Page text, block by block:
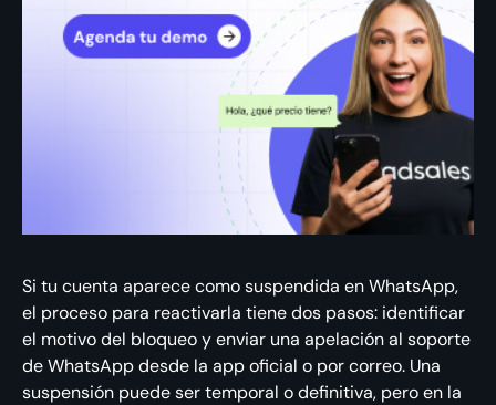
Si tu cuenta aparece como suspendida en WhatsApp,
el proceso para reactivarla tiene dos pasos: identificar
el motivo del bloqueo y enviar una apelación al soporte
de WhatsApp desde la app oficial o por correo. Una
suspensión puede ser temporal o definitiva, pero en la